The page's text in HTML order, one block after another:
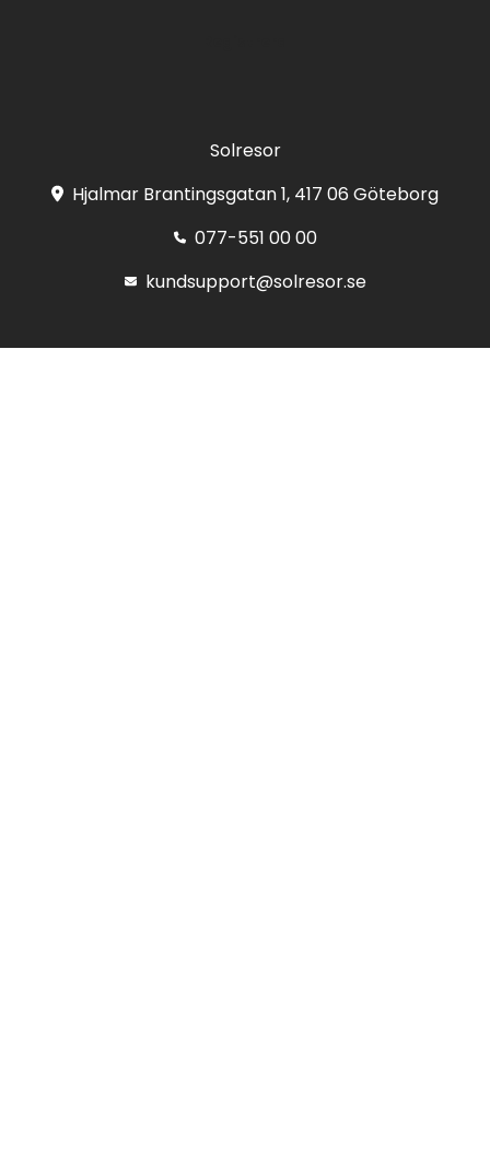
Solresor
Hjalmar Brantingsgatan 1, 417 06 Göteborg
077-551 00 00
kundsupport@solresor.se